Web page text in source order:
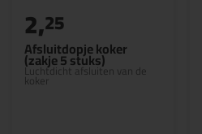
Afsluitdopje koker
(zakje 5 stuks)
Luchtdicht afsluiten van de
koker
2,25